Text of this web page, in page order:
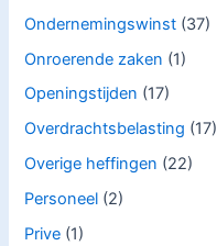
Ondernemingswinst (37)
Onroerende zaken (1)
Openingstijden (17)
Overdrachtsbelasting (17)
Overige heffingen (22)
Personeel (2)
Prive (1)